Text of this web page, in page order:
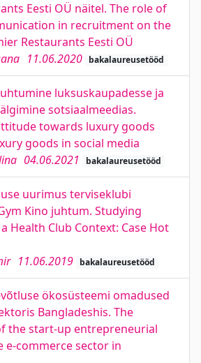
Eesti OÜ näitel. The role of
in recruitment on the
Restaurants Eesti OÜ
11.06.2020 bakalaureusetööd
luksuskaupadesse ja
sotsiaalmeedias.
towards luxury goods
goods in social media
04.06.2021 bakalaureusetööd
uurimus terviseklubi
Kino juhtum. Studying
Health Club Context: Case Hot
11.06.2019 bakalaureusetööd
ökosüsteemi omadused
Bangladeshis. The
the start-up entrepreneurial
e-commerce sector in